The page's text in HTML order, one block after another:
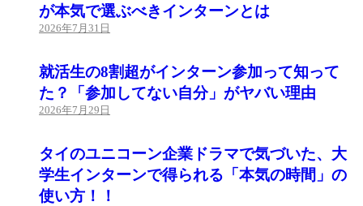
が本気で選ぶべきインターンとは
2026年7月31日
就活生の8割超がインターン参加って知って
た？「参加してない自分」がヤバい理由
2026年7月29日
タイのユニコーン企業ドラマで気づいた、大
学生インターンで得られる「本気の時間」の
使い方！！